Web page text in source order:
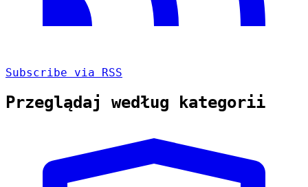
Subscribe via RSS
Przeglądaj według kategorii